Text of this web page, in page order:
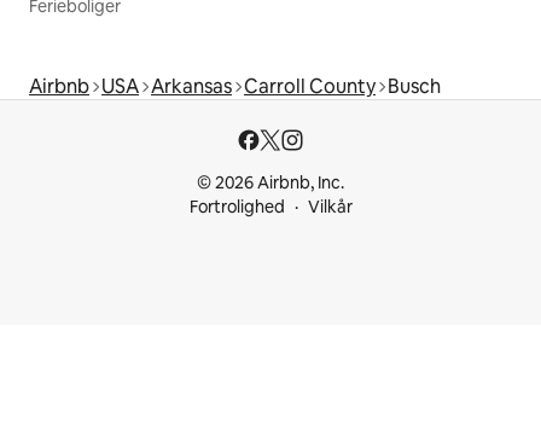
Ferieboliger
Airbnb USA Arkansas Carroll County Busch
© 2026 Airbnb, Inc.
Fortrolighed
Vilkår